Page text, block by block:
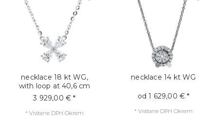
necklace 18 kt WG,
with loop at 40,6 cm
3 929,00 € *
* Vrátane DPH Okrem
necklace 14 kt WG
od 1 629,00 € *
* Vrátane DPH Okrem